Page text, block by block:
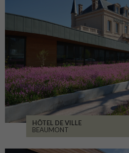
HÔTEL DE VILLE
BEAUMONT